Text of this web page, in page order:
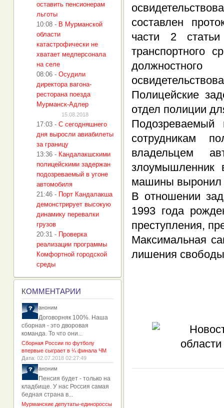
составлен
части 2
транспортного
Полицейские
отдел полиции
сотрудникам
владельцем
злоумышленник
машины выронил
В отношении
1993 года
преступления,
Максимальная
лишения
оставить пенсионерам
льготы
10:08 - В Мурманской
области
катастрофически не
хватает медперсонала
на селе
08:06 - Осудили
директора вагона-
ресторана поезда
Мурманск-Адлер
15.08.2018
17:03 - С сегодняшнего
дня выросли авиабилеты
за границу
13:36 - Кандалакшскими
полицейскими задержан
подозреваемый в угоне
автомобиля
21:46 - Порт Кандалакша
демонстрирует высокую
динамику перевалки
грузов
20:31 - Проверка
реализации программы
Комфортной городской
среды
КОММЕНТАРИИ
аноним
Договорняк 100%. Наша
сборная - это дворовая
команда. То что они...
Сборная России по футболу
впервые сыграет в ¼ финала ЧМ
Дата: 02.07.2018 02:27:49
аноним
Пенсия будет - только на
кладбище. У нас Россия самая
бедная страна в...
Мурманские депутаты-единороссы